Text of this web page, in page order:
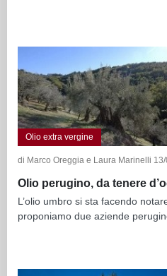
Olio extra vergine
di Marco Oreggia e Laura Marinelli 13/
Olio perugino, da tenere
L’olio umbro si sta facendo
proponiamo due aziende